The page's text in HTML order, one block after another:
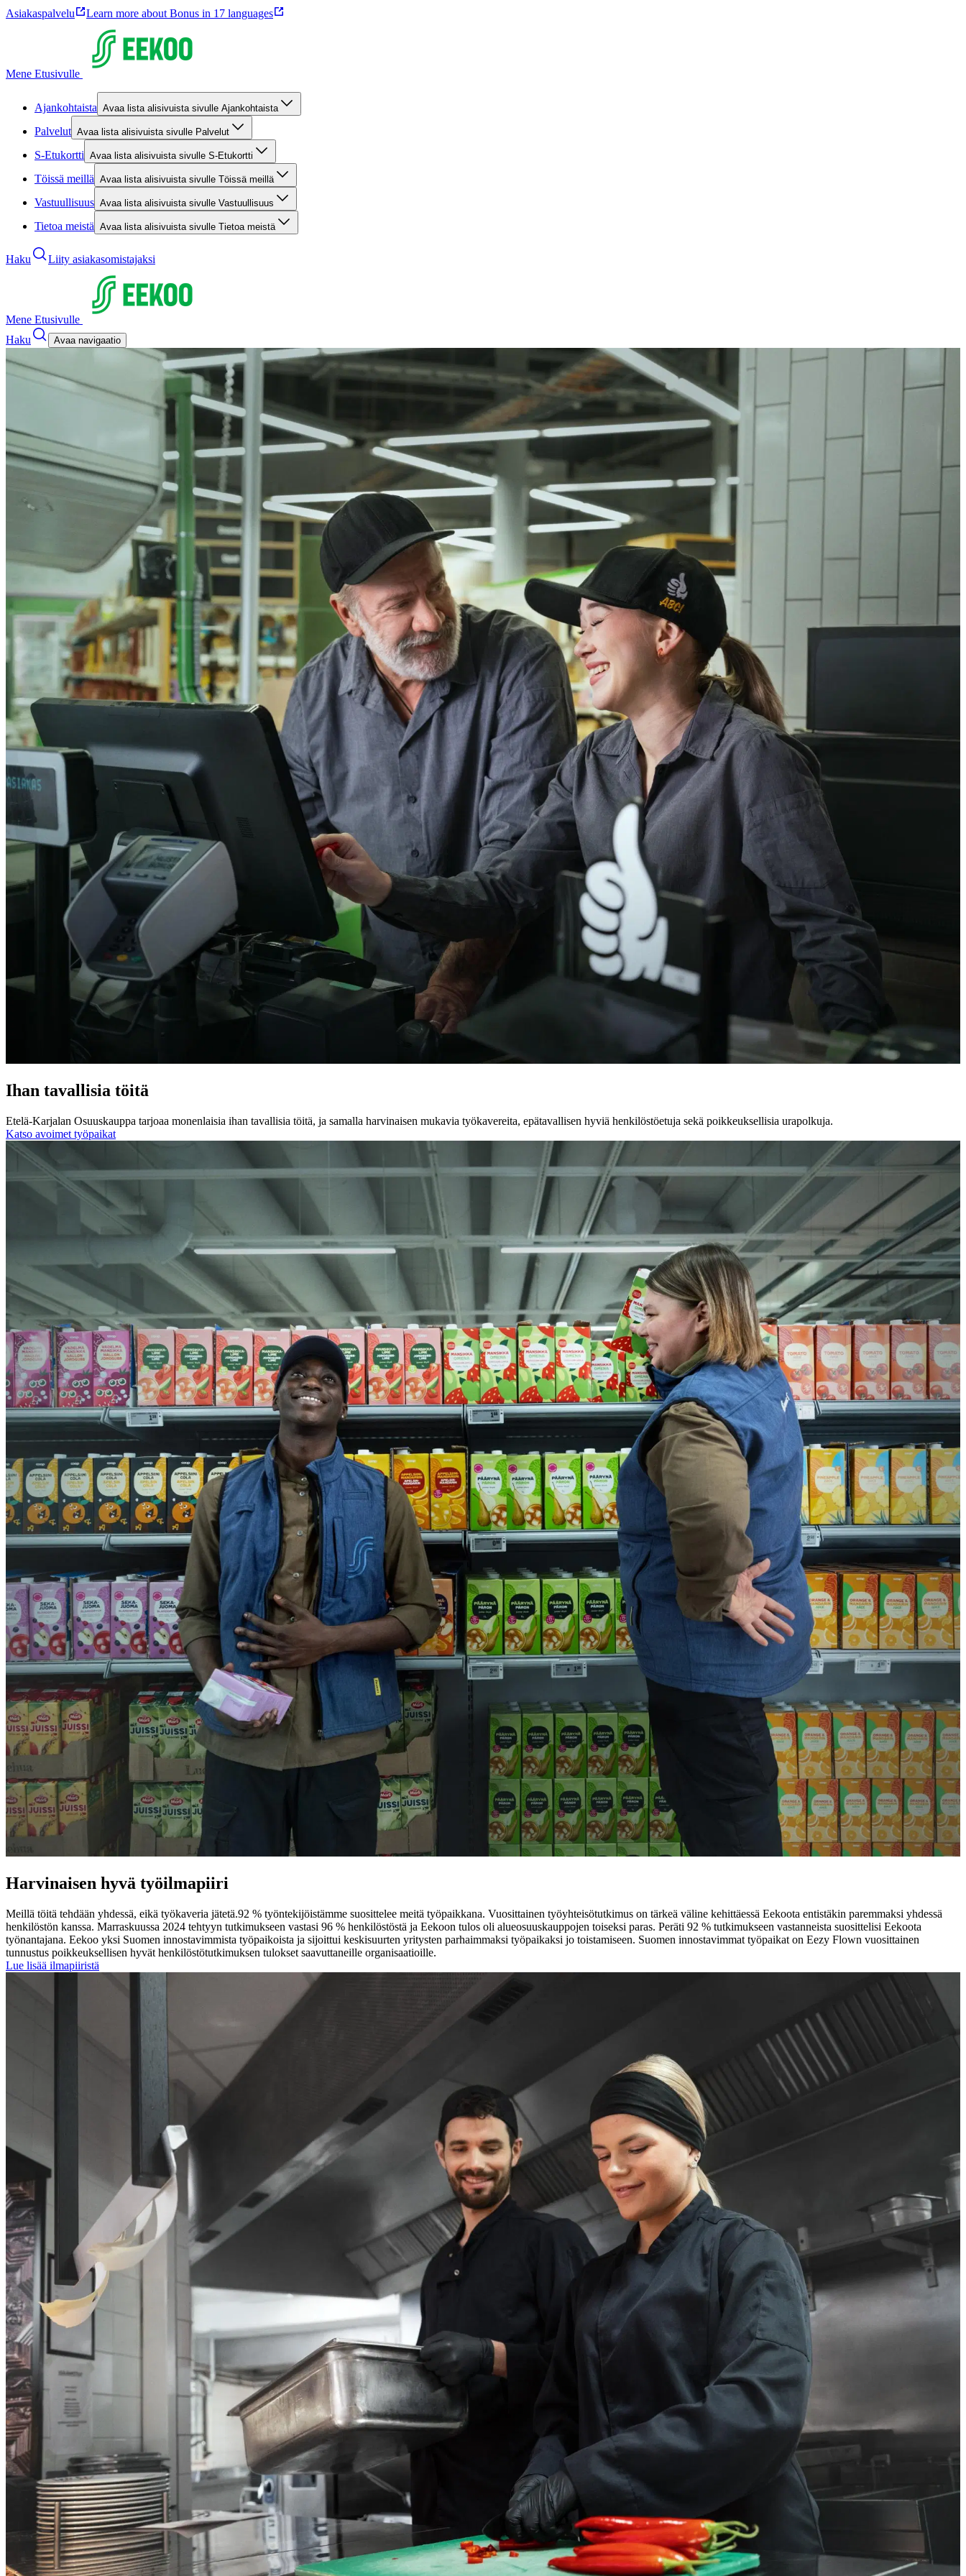
Asiakaspalvelu Learn more about Bonus in 17 languages
Mene Etusivulle
Ajankohtaista Avaa lista alisivuista sivulle Ajankohtaista
Palvelut Avaa lista alisivuista sivulle Palvelut
S-Etukortti Avaa lista alisivuista sivulle S-Etukortti
Töissä meillä Avaa lista alisivuista sivulle Töissä meillä
Vastuullisuus Avaa lista alisivuista sivulle Vastuullisuus
Tietoa meistä Avaa lista alisivuista sivulle Tietoa meistä
Haku Liity asiakasomistajaksi
Mene Etusivulle
Haku
Avaa navigaatio
Ihan tavallisia töitä
Etelä-Karjalan Osuuskauppa tarjoaa monenlaisia ihan tavallisia töitä, ja samalla harvinaisen mukavia työkavereita, epätavallisen hyviä henkilöstöetuja sekä poikkeuksellisia urapolkuja.
Katso avoimet työpaikat
Harvinaisen hyvä työilmapiiri
Meillä töitä tehdään yhdessä, eikä työkaveria jätetä.92 % työntekijöistämme suosittelee meitä työpaikkana. Vuosittainen työyhteisötutkimus on tärkeä väline kehittäessä Eekoota entistäkin paremmaksi yhdessä
henkilöstön kanssa. Marraskuussa 2024 tehtyyn tutkimukseen vastasi 96 % henkilöstöstä ja Eekoon tulos oli alueosuuskauppojen toiseksi paras. Peräti 92 % tutkimukseen vastanneista suosittelisi Eekoota
työnantajana. Eekoo yksi Suomen innostavimmista työpaikoista ja sijoittui keskisuurten yritysten parhaimmaksi työpaikaksi jo toistamiseen. Suomen innostavimmat työpaikat on Eezy Flown vuosittainen
tunnustus poikkeuksellisen hyvät henkilöstötutkimuksen tulokset saavuttaneille organisaatioille.
Lue lisää ilmapiiristä